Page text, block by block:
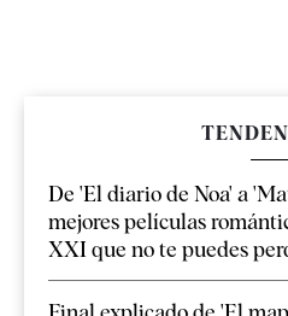
De 'El diario de Noa' a
mejores películas
XXI que no te puedes